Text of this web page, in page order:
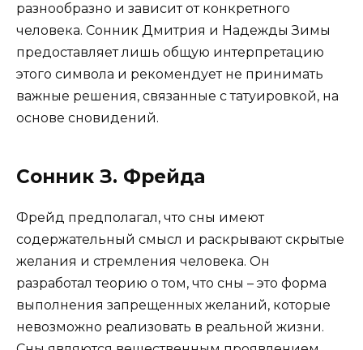
разнообразно и зависит от конкретного
человека. Сонник Дмитрия и Надежды Зимы
предоставляет лишь общую интерпретацию
этого символа и рекомендует не принимать
важные решения, связанные с татуировкой, на
основе сновидений.
Сонник З. Фрейда
Фрейд предполагал, что сны имеют
содержательный смысл и раскрывают скрытые
желания и стремления человека. Он
разработал теорию о том, что сны – это форма
выполнения запрещенных желаний, которые
невозможно реализовать в реальной жизни.